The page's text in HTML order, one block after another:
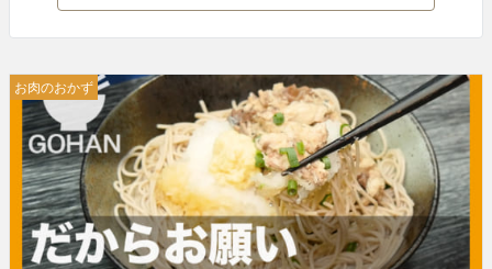
お肉のおかず